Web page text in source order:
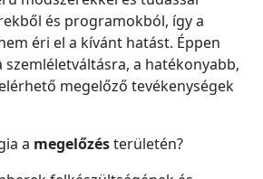
és programokból, így a
éri el a kívánt hatást. Éppen
szemléletváltásra, a hatékonyabb,
megelőző tevékenységek
a megelőzésterületén?